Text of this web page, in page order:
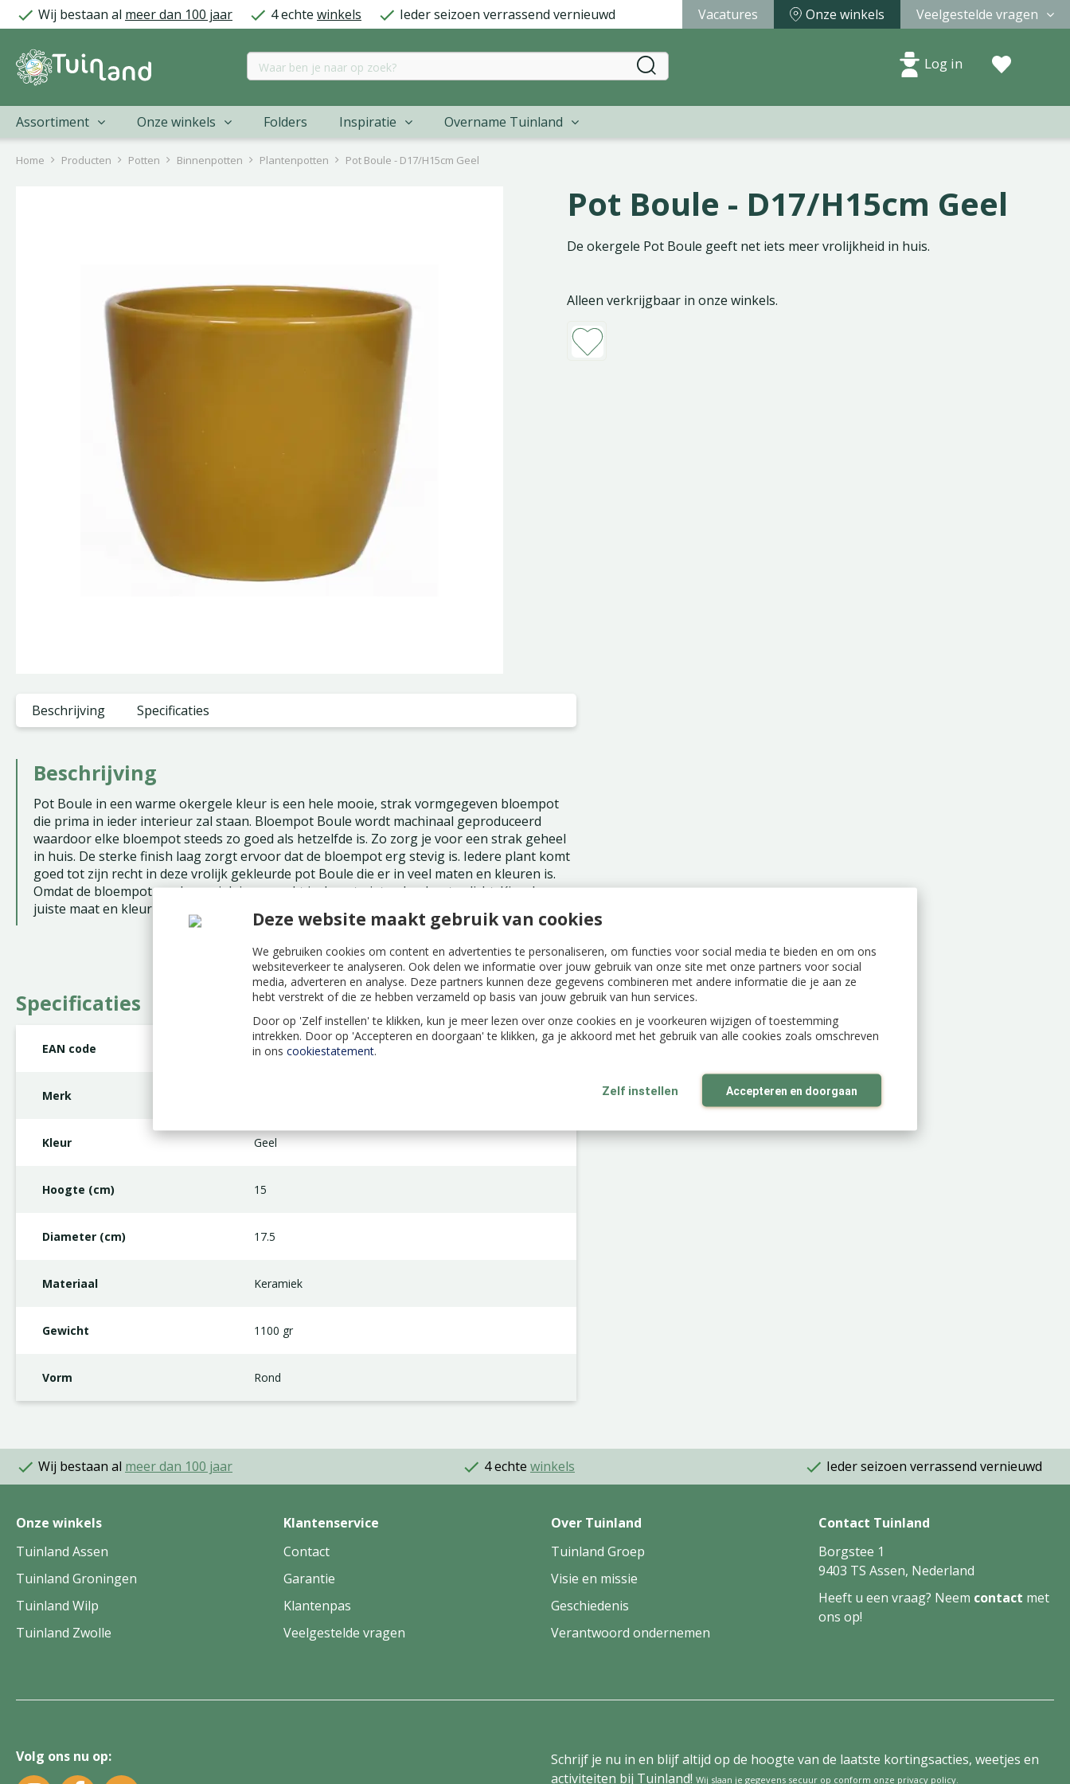
Deze website maakt gebruik van cookies
We gebruiken cookies om content en advertenties te personaliseren, om functies voor social media te bieden en om ons
websiteverkeer te analyseren. Ook delen we informatie over jouw gebruik van onze site met onze partners voor social
media, adverteren en analyse. Deze partners kunnen deze gegevens combineren met andere informatie die je aan ze
hebt verstrekt of die ze hebben verzameld op basis van jouw gebruik van hun services.
Door op 'Zelf instellen' te klikken, kun je meer lezen over onze cookies en je voorkeuren wijzigen of toestemming
intrekken. Door op 'Accepteren en doorgaan' te klikken, ga je akkoord met het gebruik van alle cookies zoals omschreven
in ons cookiestatement.
Zelf instellen Accepteren en doorgaan
naar
Home Producten Potten Binnenpotten Plantenpotten Pot Boule - D17/H15cm Geel
Wij bestaan al meer dan 100 jaar 4 echte winkels Ieder seizoen verrassend vernieuwd Vacatures Onze winkels Veelgestelde vragen
Log in
Assortiment Onze winkels Folders Inspiratie Overname Tuinland
Pot Boule - D17/H15cm Geel
De okergele Pot Boule geeft net iets meer vrolijkheid in huis.
Alleen verkrijgbaar in onze winkels.
Beschrijving Specificaties
Beschrijving
Pot Boule in een warme okergele kleur is een hele mooie, strak vormgegeven bloempot
die prima in ieder interieur zal staan. Bloempot Boule wordt machinaal geproduceerd
waardoor elke bloempot steeds zo goed als hetzelfde is. Zo zorg je voor een strak geheel
in huis. De sterke finish laag zorgt ervoor dat de bloempot erg stevig is. Iedere plant komt
goed tot zijn recht in deze vrolijk gekleurde pot Boule die er in veel maten en kleuren is.
Omdat de bloempot van keramiek is gemaakt is de pot niet geheel waterdicht. Kies de
juiste maat en kleur die bij jouw kamerplant en interieur past.
Specificaties
EAN code 8717336308466
Merk
Kleur Geel
Hoogte (cm) 15
Diameter (cm) 17.5
Materiaal Keramiek
Gewicht 1100 gr
Vorm Rond
Wij bestaan al meer dan 100 jaar 4 echte winkels Ieder seizoen verrassend vernieuwd
Onze winkels
Tuinland Assen
Tuinland Groningen
Tuinland Wilp
Tuinland Zwolle
Klantenservice
Contact
Garantie
Klantenpas
Veelgestelde vragen
Over Tuinland
Tuinland Groep
Visie en missie
Geschiedenis
Verantwoord ondernemen
Contact Tuinland
Borgstee 1
9403 TS Assen, Nederland
Heeft u een vraag? Neem contact met
ons op!
Volg ons nu op:
Schrijf je nu in en blijf altijd op de hoogte van de laatste kortingsacties, weetjes en
activiteiten bij Tuinland! Wij slaan je gegevens secuur op conform onze privacy policy